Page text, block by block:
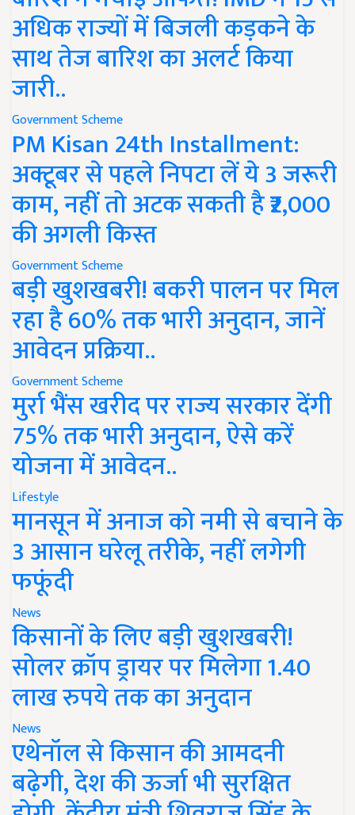
अधिक राज्यों में बिजली कड़कने के
साथ तेज बारिश का अलर्ट किया
जारी..
Government Scheme
PM Kisan 24th Installment:
अक्टूबर से पहले निपटा लें ये 3 जरूरी
काम, नहीं तो अटक सकती है ₹2,000
की अगली किस्त
Government Scheme
बड़ी खुशखबरी! बकरी पालन पर मिल
रहा है 60% तक भारी अनुदान, जानें
आवेदन प्रक्रिया..
Government Scheme
मुर्रा भैंस खरीद पर राज्य सरकार देंगी
75% तक भारी अनुदान, ऐसे करें
योजना में आवेदन..
Lifestyle
मानसून में अनाज को नमी से बचाने के
3 आसान घरेलू तरीके, नहीं लगेगी
फफूंदी
News
किसानों के लिए बड़ी खुशखबरी!
सोलर क्रॉप ड्रायर पर मिलेगा 1.40
लाख रुपये तक का अनुदान
News
एथेनॉल से किसान की आमदनी
बढ़ेगी, देश की ऊर्जा भी सुरक्षित